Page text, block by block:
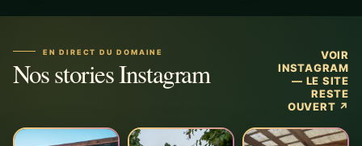
EN DIRECT DU DOMAINE
Nos stories Instagram
VOIR
INSTAGRAM
— LE SITE
RESTE
OUVERT ↗